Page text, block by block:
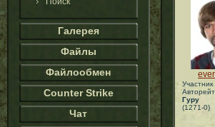
Галерея
Файлы
Файлообмен
Counter Strike
Чат
Участник
Гуру
(1271-0)